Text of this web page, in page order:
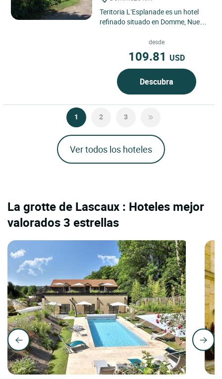
Teritoria L’Esplanade es un hotel
refinado situado en Domme, Nueva
Canéda. Situado en un...
desde
109.81 USD
Descubra
1 2 3
Ver todos los hoteles
La grotte de Lascaux : Hoteles mejor
valorados 3 estrellas